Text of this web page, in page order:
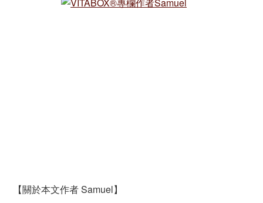
【關於本文作者 Samuel】